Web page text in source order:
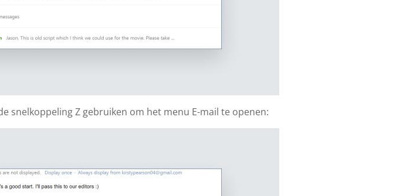
snelkoppeling Z gebruiken om het menu E-mail te openen: